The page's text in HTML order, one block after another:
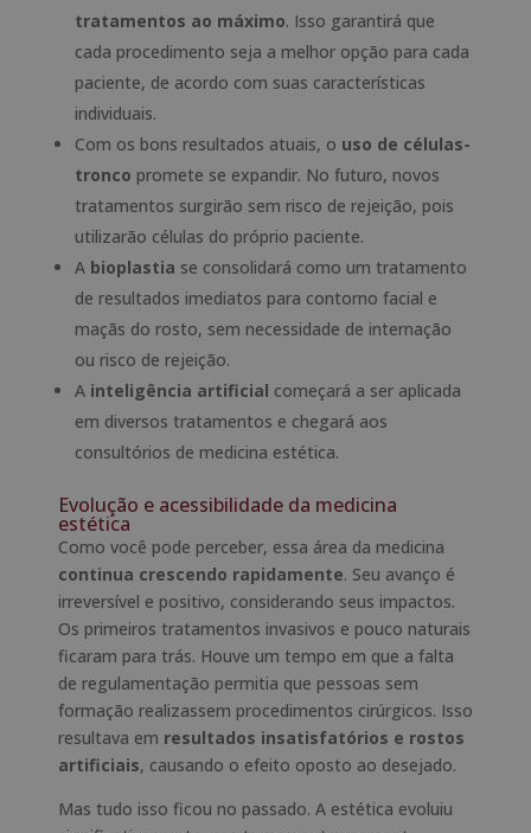
tratamentos ao máximo. Isso garantirá que
cada procedimento seja a melhor opção para cada
paciente, de acordo com suas características
individuais.
Com os bons resultados atuais, o uso de células-
tronco promete se expandir. No futuro, novos
tratamentos surgirão sem risco de rejeição, pois
utilizarão células do próprio paciente.
A bioplastia se consolidará como um tratamento
de resultados imediatos para contorno facial e
maçãs do rosto, sem necessidade de internação
ou risco de rejeição.
A inteligência artificial começará a ser aplicada
em diversos tratamentos e chegará aos
consultórios de medicina estética.
Evolução e acessibilidade da medicina
estética
Como você pode perceber, essa área da medicina
continua crescendo rapidamente. Seu avanço é
irreversível e positivo, considerando seus impactos.
Os primeiros tratamentos invasivos e pouco naturais
ficaram para trás. Houve um tempo em que a falta
de regulamentação permitia que pessoas sem
formação realizassem procedimentos cirúrgicos. Isso
resultava em resultados insatisfatórios e rostos
artificiais, causando o efeito oposto ao desejado.
Mas tudo isso ficou no passado. A estética evoluiu